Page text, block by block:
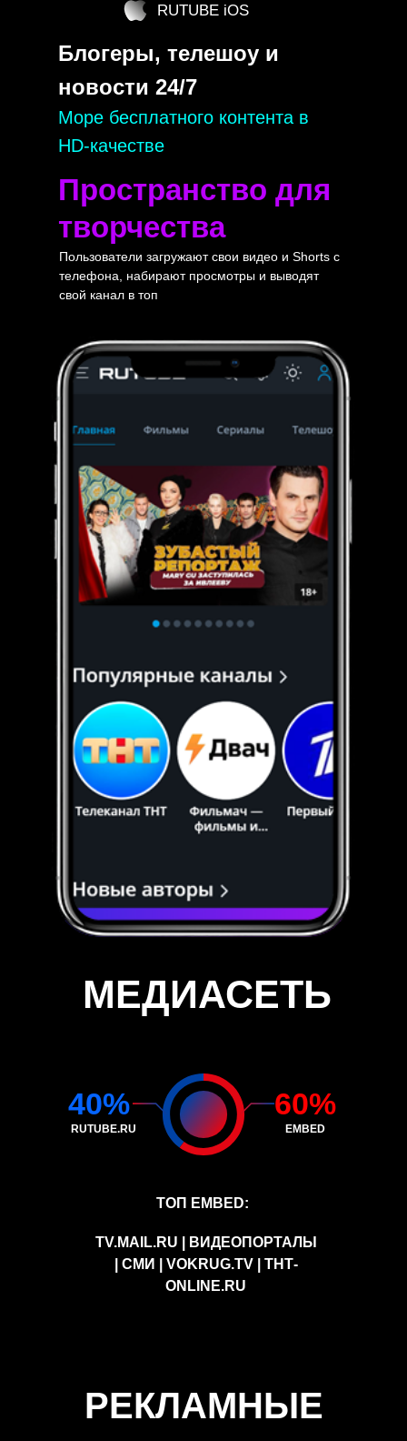
RUTUBE iOS
Море бесплатного контента в
HD-качестве
Пользователи загружают свои видео и Shorts с
телефона, набирают просмотры и выводят
свой канал в топ
Пространство для
творчества
Блогеры, телешоу и
новости 24/7
RUTUBE.RU
40% 60%
EMBED
ТОП EMBED:
МЕДИАСЕТЬ
TV.MAIL.RU | ВИДЕОПОРТАЛЫ
| СМИ | VOKRUG.TV | ТНТ-
ONLINE.RU
РЕКЛАМНЫЕ